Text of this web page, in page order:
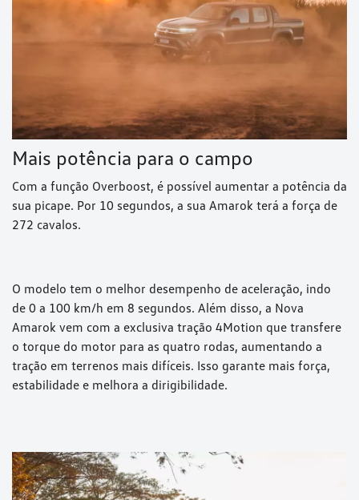
Mais potência para o campo
Com a função Overboost, é possível aumentar a potência da
sua picape. Por 10 segundos, a sua Amarok terá a força de
272 cavalos.
O modelo tem o melhor desempenho de aceleração, indo
de 0 a 100 km/h em 8 segundos. Além disso, a Nova
Amarok vem com a exclusiva tração 4Motion que transfere
o torque do motor para as quatro rodas, aumentando a
tração em terrenos mais difíceis. Isso garante mais força,
estabilidade e melhora a dirigibilidade.